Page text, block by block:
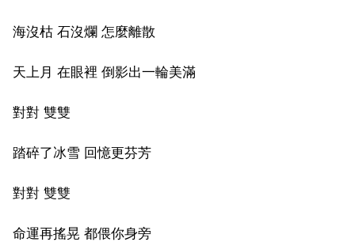
海沒枯 石沒爛 怎麼離散
天上月 在眼裡 倒影出一輪美滿
對對 雙雙
踏碎了冰雪 回憶更芬芳
對對 雙雙
命運再搖晃 都偎你身旁